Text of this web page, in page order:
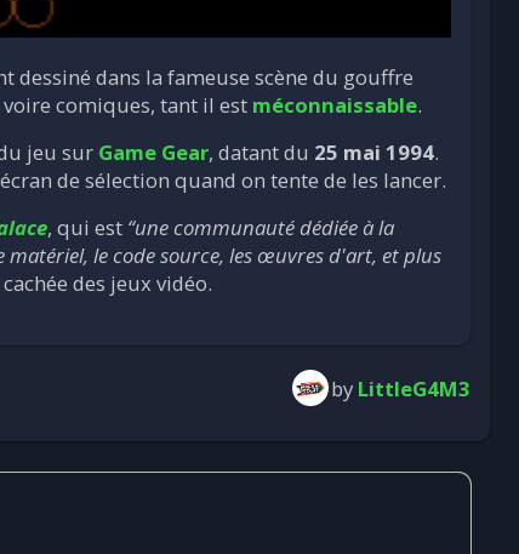
dessiné dans la fameuse scène du gouffre
comiques, tant il est méconnaissable.
jeu sur Game Gear, datant du 25 mai 1994.
de sélection quand on tente de les lancer.
, qui est “une communauté dédiée à la
le code source, les œuvres d'art, et plus
des jeux vidéo.
by LittleG4M3